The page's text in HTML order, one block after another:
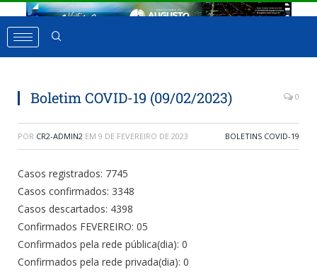
Boletim COVID-19 (09/02/2023) 0
POR CR2-ADMIN2 EM 9 DE FEVEREIRO DE 2023 BOLETINS COVID-19
Casos registrados: 7745
Casos confirmados: 3348
Casos descartados: 4398
Confirmados FEVEREIRO: 05
Confirmados pela rede pública(dia): 0
Confirmados pela rede privada(dia): 0